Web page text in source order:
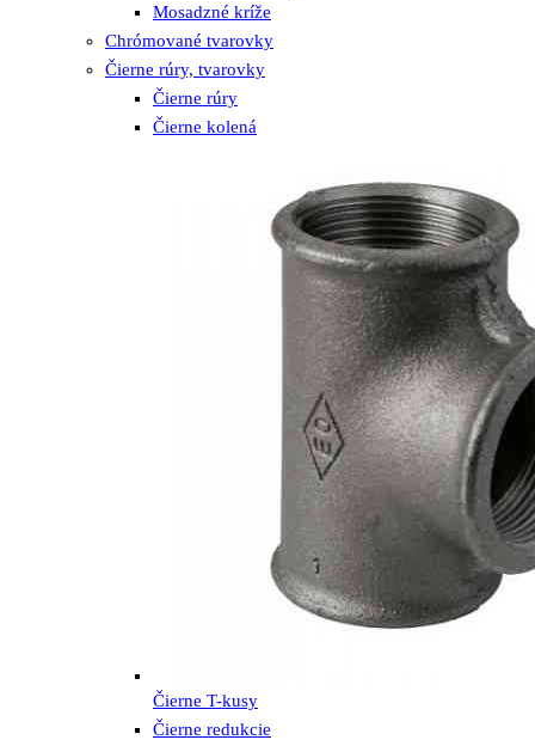
Mosadzné kríže
Chrómované tvarovky
Čierne rúry, tvarovky
Čierne rúry
Čierne kolená
Čierne T-kusy
Čierne redukcie